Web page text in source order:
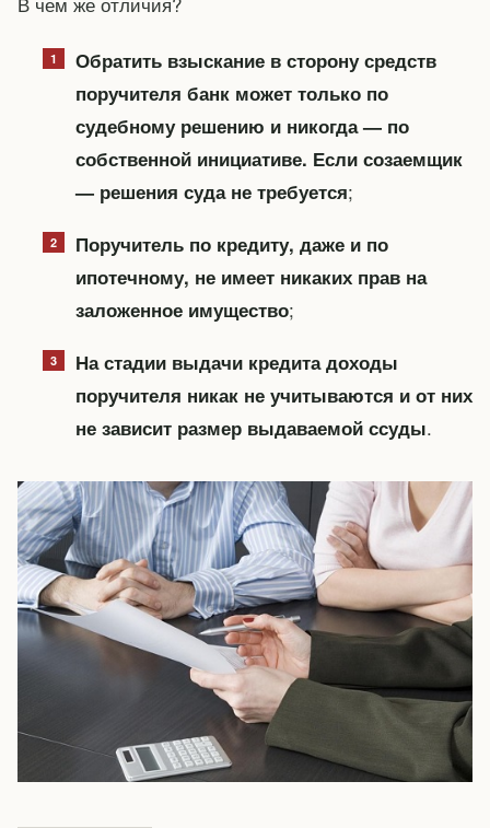
Обратить взыскание в сторону средств
поручителя банк может только по
судебному решению и никогда — по
собственной инициативе. Если созаемщик
— решения суда не требуется;
Поручитель по кредиту, даже и по
ипотечному, не имеет никаких прав на
заложенное имущество;
На стадии выдачи кредита доходы
поручителя никак не учитываются и от них
не зависит размер выдаваемой ссуды.